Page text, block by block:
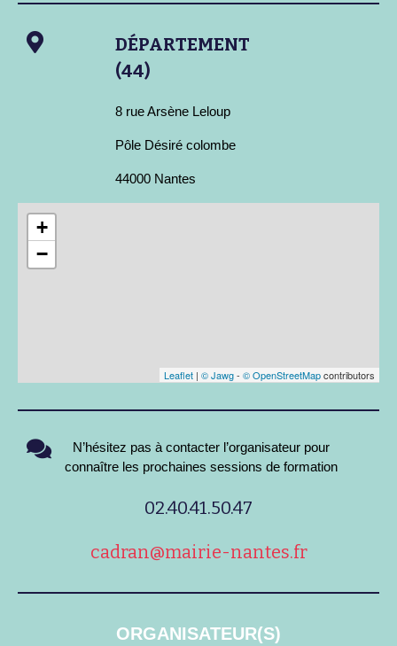
DÉPARTEMENT
(44)
8 rue Arsène Leloup
Pôle Désiré colombe
44000 Nantes
+
−
Leaflet | © Jawg- © OpenStreetMapcontributors
N’hésitez pas à contacter l’organisateur pour
connaître les prochaines sessions de formation
02.40.41.50.47
cadran@mairie-nantes.fr
ORGANISATEUR(S)